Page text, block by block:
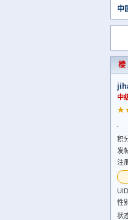
中
楼
中
积
发
注
性
状